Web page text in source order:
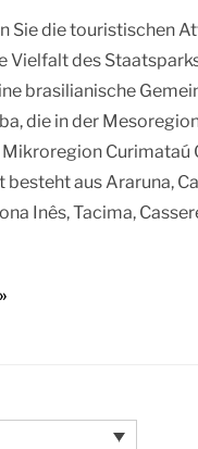
Sie die touristischen
Vielfalt des
brasilianische
die in der
Curimataú
besteht aus Araruna,
Inês, Tacima,